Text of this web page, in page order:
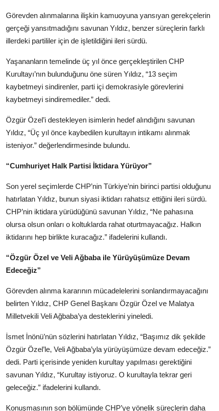
Görevden alınmalarına ilişkin kamuoyuna yansıyan gerekçelerin
gerçeği yansıtmadığını savunan Yıldız, benzer süreçlerin farklı
illerdeki partililer için de işletildiğini ileri sürdü.
Yaşananların temelinde üç yıl önce gerçekleştirilen CHP
Kurultayı’nın bulunduğunu öne süren Yıldız, “13 seçim
kaybetmeyi sindirenler, parti içi demokrasiyle görevlerini
kaybetmeyi sindiremediler.” dedi.
Özgür Özel’i destekleyen isimlerin hedef alındığını savunan
Yıldız, “Üç yıl önce kaybedilen kurultayın intikamı alınmak
isteniyor.” değerlendirmesinde bulundu.
“Cumhuriyet Halk Partisi İktidara Yürüyor”
Son yerel seçimlerde CHP’nin Türkiye’nin birinci partisi olduğunu
hatırlatan Yıldız, bunun siyasi iktidarı rahatsız ettiğini ileri sürdü.
CHP’nin iktidara yürüdüğünü savunan Yıldız, “Ne pahasına
olursa olsun onları o koltuklarda rahat oturtmayacağız. Halkın
iktidarını hep birlikte kuracağız.” ifadelerini kullandı.
“Özgür Özel ve Veli Ağbaba ile Yürüyüşümüze Devam
Edeceğiz”
Görevden alınma kararının mücadelelerini sonlandırmayacağını
belirten Yıldız, CHP Genel Başkanı Özgür Özel ve Malatya
Milletvekili Veli Ağbaba’ya desteklerini yineledi.
İsmet İnönü’nün sözlerini hatırlatan Yıldız, “Başımız dik şekilde
Özgür Özel’le, Veli Ağbaba’yla yürüyüşümüze devam edeceğiz.”
dedi. Parti içerisinde yeniden kurultay yapılması gerektiğini
savunan Yıldız, “Kurultay istiyoruz. O kurultayla tekrar geri
geleceğiz.” ifadelerini kullandı.
Konuşmasının son bölümünde CHP’ye yönelik süreçlerin daha